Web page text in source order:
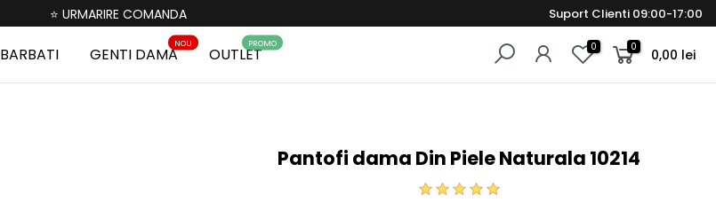
⭐ URMARIRE COMANDA Suport Clienti 09:00-17:00
BARBATI GENTI DAMA
NOU
OUTLET
PROMO 0 0 0,00 lei
Pantofi dama Din Piele Naturala 10214